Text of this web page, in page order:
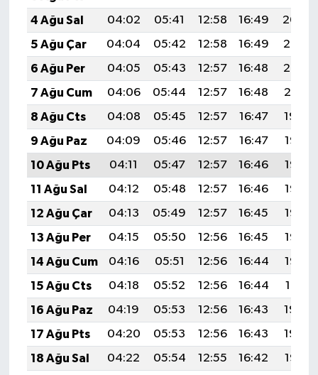
4 Ağu Sal
04:02 05:41 12:58 16:49
20:04
5 Ağu Çar
04:04 05:42 12:58 16:49
20:03
6 Ağu Per
04:05 05:43 12:57 16:48
20:02
7 Ağu Cum
04:06 05:44 12:57 16:48
20:01
8 Ağu Cts
04:08 05:45 12:57 16:47
19:59
9 Ağu Paz
04:09 05:46 12:57 16:47
19:58
10 Ağu Pts
04:11 05:47 12:57 16:46
19:57
11 Ağu Sal
04:12 05:48 12:57 16:46
19:56
12 Ağu Çar
04:13 05:49 12:57 16:45
19:55
13 Ağu Per
04:15 05:50 12:56 16:45
19:53
14 Ağu Cum
04:16 05:51 12:56 16:44
19:52
15 Ağu Cts
04:18 05:52 12:56 16:44
19:51
16 Ağu Paz
04:19 05:53 12:56 16:43
19:49
17 Ağu Pts
04:20 05:53 12:56 16:43
19:48
18 Ağu Sal
04:22 05:54 12:55 16:42
19:47